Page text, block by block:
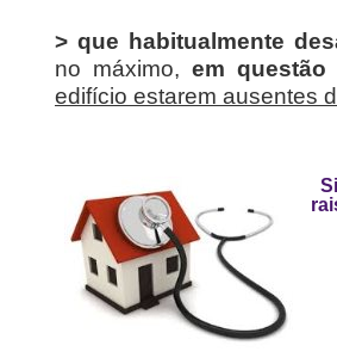
> que habitualmente
no máximo, em questão
edifício estarem ausentes